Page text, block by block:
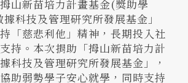
山新苗培力計畫基金(獎助學
科技及管理研究所發展基金」
「慈悲利他」精神，長期投入社
持。本次捐助「拇山新苗培力計
科技及管理研究所發展基金」，
助弱勢學子安心就學，同時支持